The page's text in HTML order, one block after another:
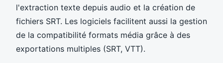
l'extraction texte depuis audio et la création de
fichiers SRT. Les logiciels facilitent aussi la gestion
de la compatibilité formats média grâce à des
exportations multiples (SRT, VTT).